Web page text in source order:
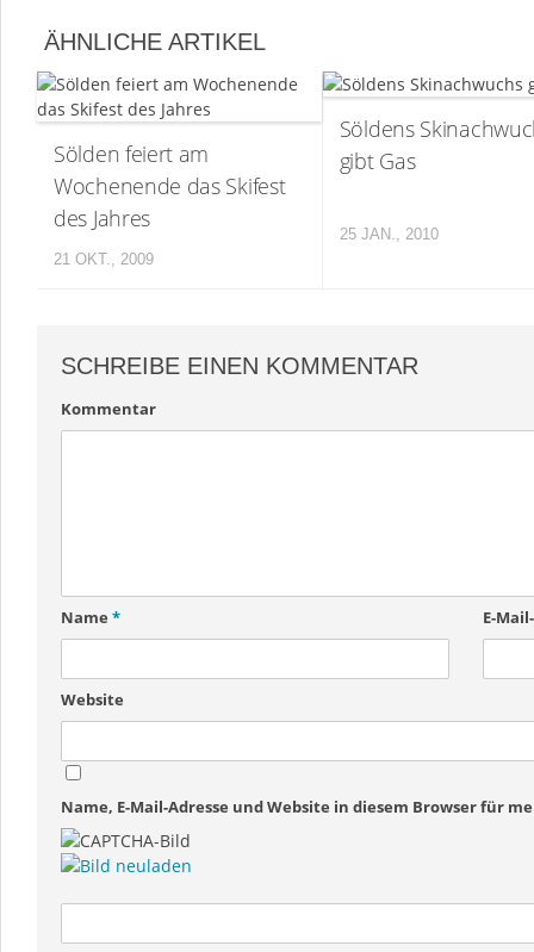
ÄHNLICHE ARTIKEL
Sölden feiert am
Wochenende das Skifest
des Jahres
21 OKT., 2009
Söldens
gibt Gas
25 JAN., 2010
SCHREIBE EINEN KOMMENTAR
Kommentar
Name * E-
Website
Name, E-Mail-Adresse und Website in diesem Browser für